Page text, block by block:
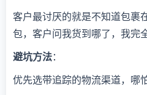
客户最讨厌的就是不知道包裹
包，客户问我货到哪了，我完
避坑方法：
优先选带追踪的物流渠道，哪